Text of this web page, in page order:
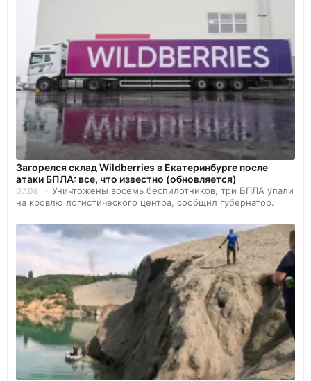
Загорелся склад Wildberries в Екатеринбурге после
атаки БПЛА: все, что известно (обновляется)
07.08
Уничтожены восемь беспилотников, три БПЛА упали
на кровлю логистического центра, сообщил губернатор.